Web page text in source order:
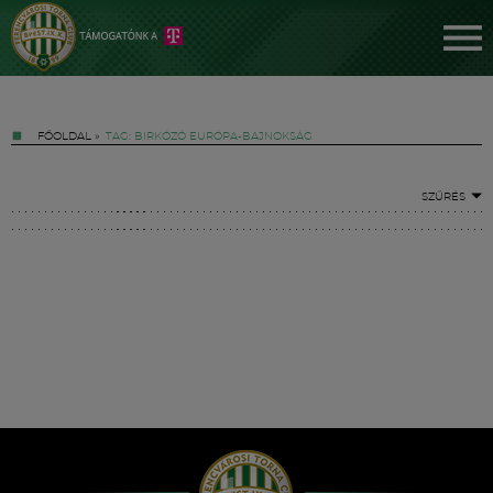
FŐOLDAL » TAG: BIRKÓZÓ EURÓPA-BAJNOKSÁG
SZŰRÉS
Hírek